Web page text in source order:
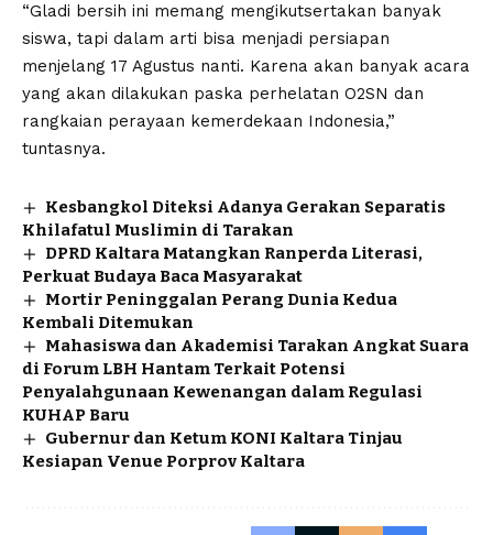
“Gladi bersih ini memang mengikutsertakan banyak
siswa, tapi dalam arti bisa menjadi persiapan
menjelang 17 Agustus nanti. Karena akan banyak acara
yang akan dilakukan paska perhelatan O2SN dan
rangkaian perayaan kemerdekaan Indonesia,”
tuntasnya.
Kesbangkol Diteksi Adanya Gerakan Separatis
Khilafatul Muslimin di Tarakan
DPRD Kaltara Matangkan Ranperda Literasi,
Perkuat Budaya Baca Masyarakat
Mortir Peninggalan Perang Dunia Kedua
Kembali Ditemukan
Mahasiswa dan Akademisi Tarakan Angkat Suara
di Forum LBH Hantam Terkait Potensi
Penyalahgunaan Kewenangan dalam Regulasi
KUHAP Baru
Gubernur dan Ketum KONI Kaltara Tinjau
Kesiapan Venue Porprov Kaltara